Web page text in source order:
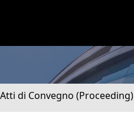
di Convegno (Proceeding)